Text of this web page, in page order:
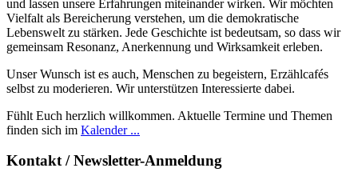
und lassen unsere Erfahrungen miteinander wirken. Wir möchten
Vielfalt als Bereicherung verstehen, um die demokratische
Lebenswelt zu stärken. Jede Geschichte ist bedeutsam, so dass wir
gemeinsam Resonanz, Anerkennung und Wirksamkeit erleben.
Unser Wunsch ist es auch, Menschen zu begeistern, Erzählcafés
selbst zu moderieren. Wir unterstützen Interessierte dabei.
Fühlt Euch herzlich willkommen. Aktuelle Termine und Themen
finden sich im Kalender ...
Kontakt / Newsletter-Anmeldung